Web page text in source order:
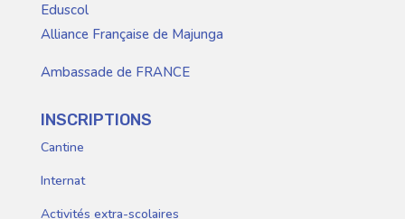
Eduscol
Alliance Française de Majunga
Ambassade de FRANCE
INSCRIPTIONS
Cantine
Internat
Activités extra-scolaires